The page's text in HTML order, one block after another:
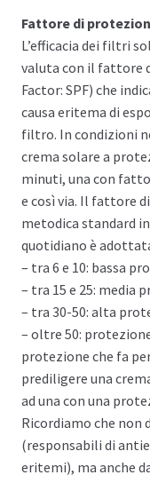
Fattore di
L’efficacia dei filtri
valuta con il fattore
Factor: SPF) che
causa eritema di
filtro. In condizioni
crema solare a
minuti, una con
e così via. Il fattore
metodica standard
quotidiano è
– tra 6 e 10: bassa
– tra 15 e 25: media
– tra 30-50: alta
– oltre 50:
protezione che fa
prediligere una
ad una con una
Ricordiamo che non
(responsabili di
eritemi), ma anche